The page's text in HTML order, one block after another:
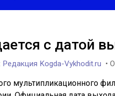
с датой
Редакция Kogda-Vykhodit.ru •
мультипликационного